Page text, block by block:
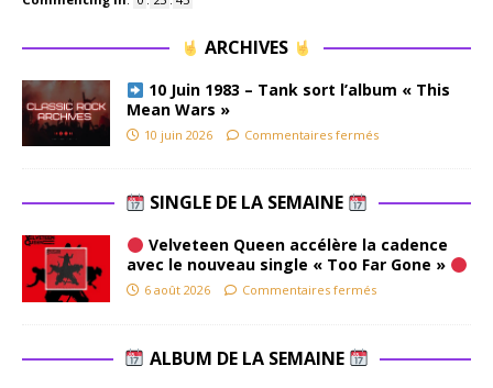
ARCHIVES
10 Juin 1983 – Tank sort l’album « This
Mean Wars »
10 juin 2026 Commentaires fermés
SINGLE DE LA SEMAINE
Velveteen Queen accélère la cadence
avec le nouveau single « Too Far Gone »
6 août 2026 Commentaires fermés
ALBUM DE LA SEMAINE